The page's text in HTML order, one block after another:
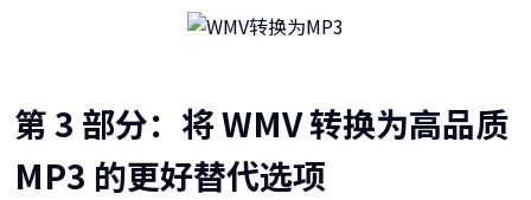
第 3 部分：将 WMV 转换为高品质
MP3 的更好替代选项